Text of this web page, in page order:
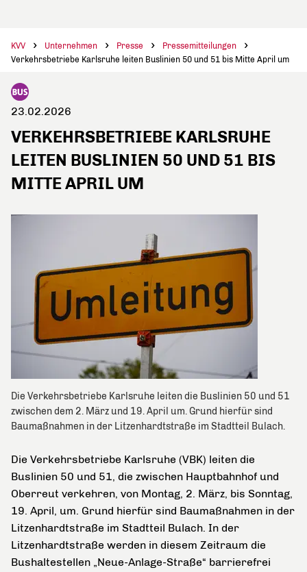
KVV Unternehmen Presse
Pressemitteilungen
Verkehrsbetriebe Karlsruhe leiten Buslinien 50 und 51 bis Mitte April um
23.02.2026
VERKEHRSBETRIEBE KARLSRUHE
LEITEN BUSLINIEN 50 UND 51 BIS
MITTE APRIL UM
Die Verkehrsbetriebe Karlsruhe leiten die Buslinien 50 und 51
zwischen dem 2. März und 19. April um. Grund hierfür sind
Baumaßnahmen in der Litzenhardtstraße im Stadtteil Bulach.
Die Verkehrsbetriebe Karlsruhe (VBK) leiten die
Buslinien 50 und 51, die zwischen Hauptbahnhof und
Oberreut verkehren, von Montag, 2. März, bis Sonntag,
19. April, um. Grund hierfür sind Baumaßnahmen in der
Litzenhardtstraße im Stadtteil Bulach. In der
Litzenhardtstraße werden in diesem Zeitraum die
Bushaltestellen „Neue-Anlage-Straße“ barrierefrei